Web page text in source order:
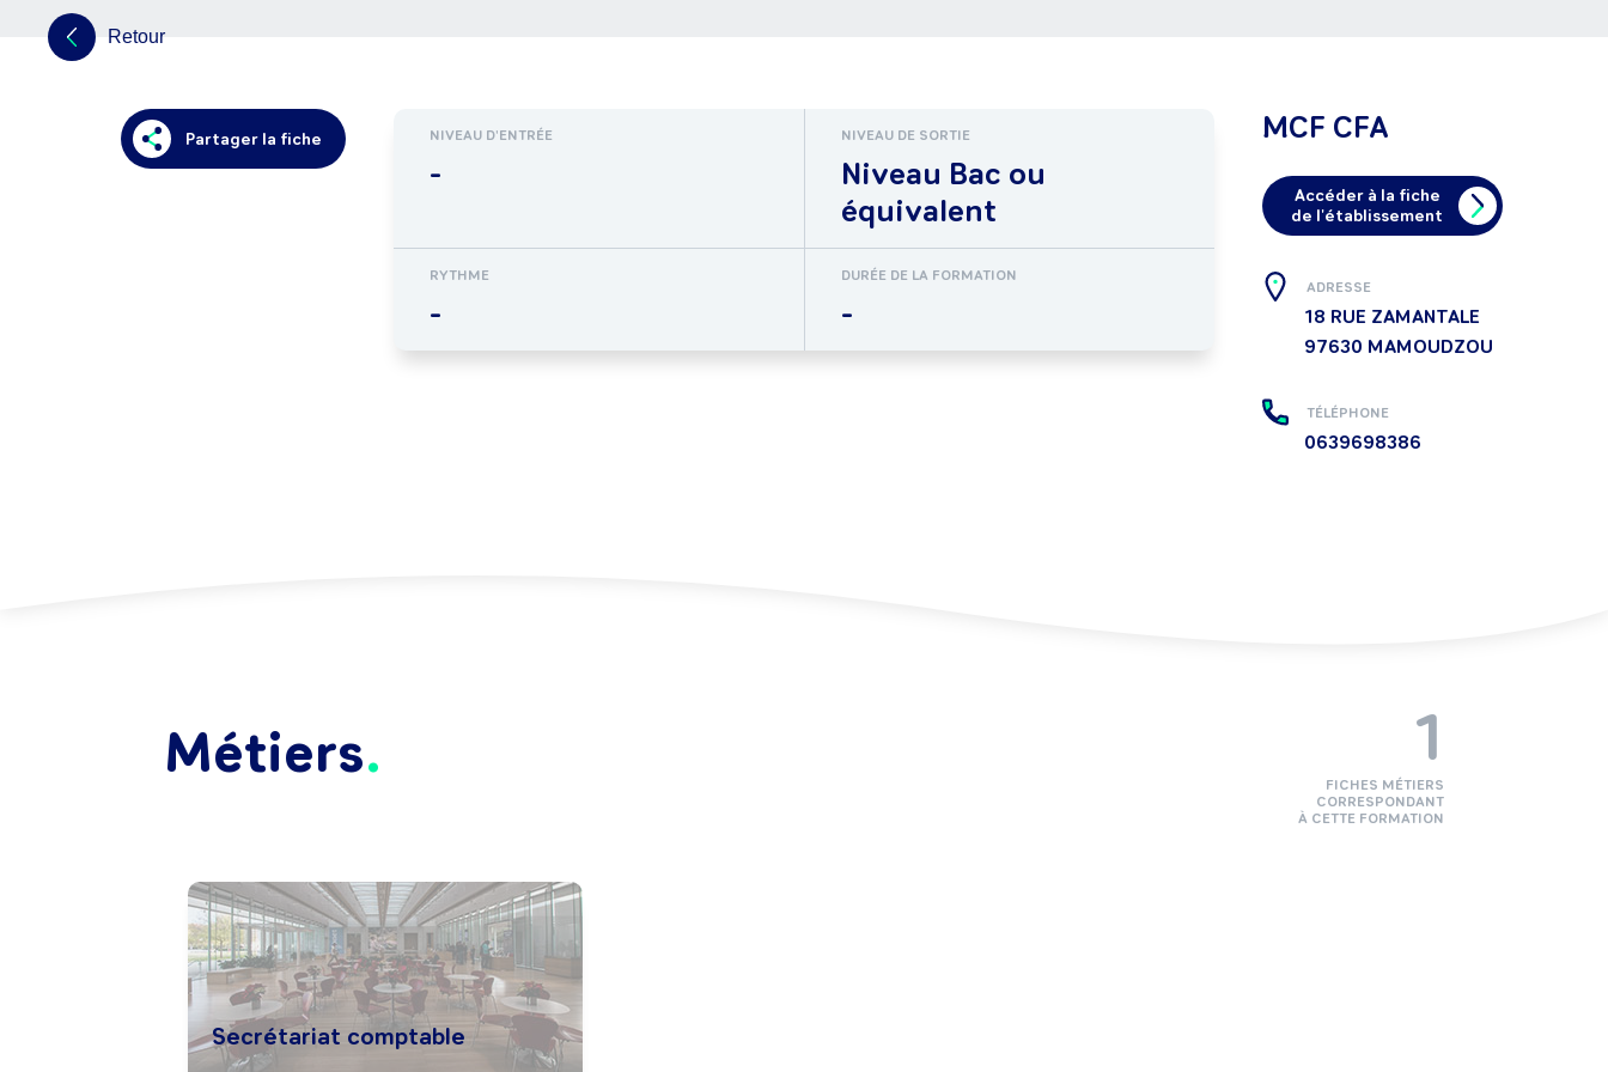
Retour
Partager la fiche NIVEAU D'ENTRÉE
-
NIVEAU DE SORTIE
Niveau Bac ou
équivalent
RYTHME
-
DURÉE DE LA FORMATION
-
MCF CFA
Accéder à la fiche
de l'établissement
ADRESSE
18 RUE ZAMANTALE
97630 MAMOUDZOU
TÉLÉPHONE
0639698386
Métiers
Secrétariat comptable
1
FICHES MÉTIERS
CORRESPONDANT
À CETTE FORMATION